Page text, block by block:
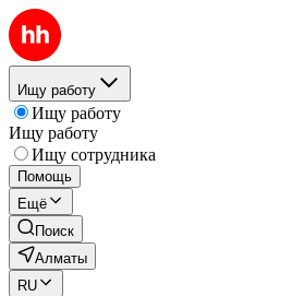
Ищу работу
Ищу работу
Ищу работу
Ищу сотрудника
Помощь
Ещё
Поиск
Алматы
RU